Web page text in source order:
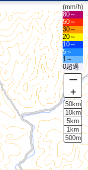
(mm/h)
80～
50～
30～
20～
10～
5～
1～
0超過
ー
＋
50km
10km
5km
1km
500m